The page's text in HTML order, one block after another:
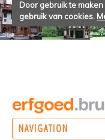
Door gebruik te
gebruik van cookies.
NAVIGATION